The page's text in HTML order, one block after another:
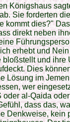
Königshaus
Sie forderten
kommt dies?"
direkt neben
erhebt und
bloßstellt und ihre
Dies
Lösung im
wer
oder al-Qaida
dass das,
Denkweise, kein